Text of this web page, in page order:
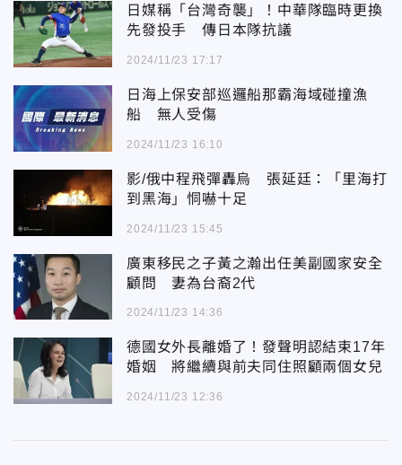
日媒稱「台灣奇襲」！中華隊臨時更換
先發投手 傳日本隊抗議
2024/11/23 17:17
日海上保安部巡邏船那霸海域碰撞漁
船 無人受傷
2024/11/23 16:10
影/俄中程飛彈轟烏 張延廷：「里海打
到黑海」恫嚇十足
2024/11/23 15:45
廣東移民之子黃之瀚出任美副國家安全
顧問 妻為台裔2代
2024/11/23 14:36
德國女外長離婚了！發聲明認結束17年
婚姻 將繼續與前夫同住照顧兩個女兒
2024/11/23 12:36